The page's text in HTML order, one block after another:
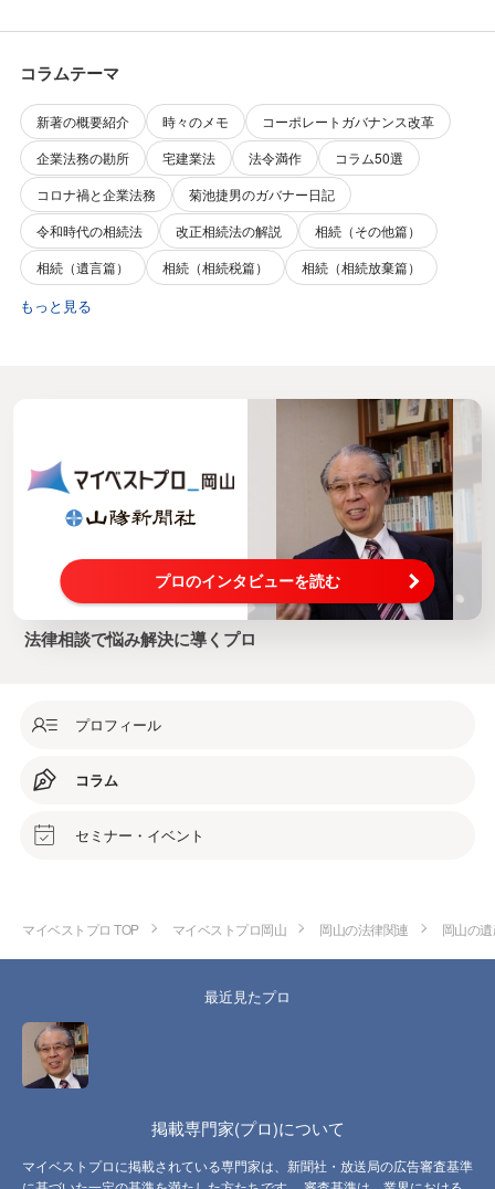
コラムテーマ
新著の概要紹介 時々のメモ
コーポレートガバナンス改革
企業法務の勘所
宅建業法 法令満作
コラム50選
コロナ禍と企業法務
菊池捷男のガバナー日記
令和時代の相続法
改正相続法の解説
相続（その他篇）
相続（遺言篇）
相続（相続税篇） 相続（相続放棄篇）
もっと見る
プロのインタビューを読む
法律相談で悩み解決に導くプロ
プロフィール
コラム
セミナー・イベント
マイベストプロ TOP マイベストプロ岡山 岡山の法律関連 岡山の
最近見たプロ
掲載専門家(プロ)について
マイベストプロに掲載されている専門家は、新聞社・放送局の広告審査基準